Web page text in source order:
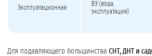
Эксплуатационная
ВЭ (вода,
эксплуатация)
Для подавляющего большинства СНТ, ДНТ и